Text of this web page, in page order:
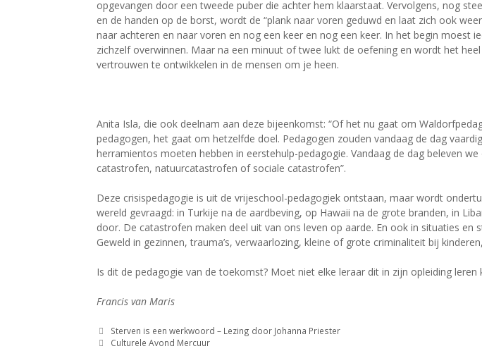
opgevangen door een tweede puber die achter hem klaarstaat. Vervolgens, nog
en de handen op de borst, wordt de “plank naar voren geduwd en laat zich ook
naar achteren en naar voren en nog een keer en nog een keer. In het begin moest
zichzelf overwinnen. Maar na een minuut of twee lukt de oefening en wordt het
vertrouwen te ontwikkelen in de mensen om je heen.
Anita Isla, die ook deelnam aan deze bijeenkomst: “Of het nu gaat om
pedagogen, het gaat om hetzelfde doel. Pedagogen zouden vandaag de dag
herramientos moeten hebben in eerstehulp-pedagogie. Vandaag de dag beleven
catastrofen, natuurcatastrofen of sociale catastrofen”.
Deze crisispedagogie is uit de vrijeschool-pedagogiek ontstaan, maar wordt
wereld gevraagd: in Turkije na de aardbeving, op Hawaii na de grote branden, in
door. De catastrofen maken deel uit van ons leven op aarde. En ook in situaties en
Geweld in gezinnen, trauma’s, verwaarlozing, kleine of grote criminaliteit bij
Is dit de pedagogie van de toekomst? Moet niet elke leraar dit in zijn opleiding leren
Francis van Maris
Sterven is een werkwoord – Lezing door Johanna Priester
Culturele Avond Mercuur